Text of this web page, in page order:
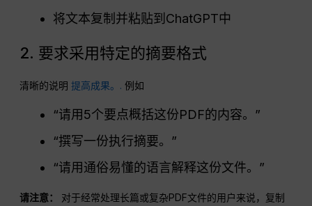
将文本复制并粘贴到ChatGPT中
2. 要求采用特定的摘要格式
清晰的说明提高成果。. 例如
“请用5个要点概括这份PDF的内容。”
“撰写一份执行摘要。”
“请用通俗易懂的语言解释这份文件。”
请注意：
对于经常处理长篇或复杂PDF文件的用户来说，复制